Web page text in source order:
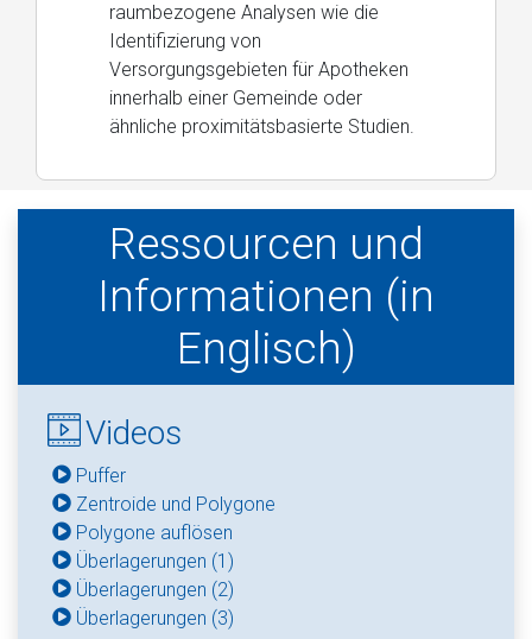
raumbezogene Analysen wie die
Identifizierung von
Versorgungsgebieten für Apotheken
innerhalb einer Gemeinde oder
ähnliche proximitätsbasierte Studien.
Ressourcen und
Informationen (in
Englisch)
Videos
Puffer
Zentroide und Polygone
Polygone auflösen
Überlagerungen (1)
Überlagerungen (2)
Überlagerungen (3)